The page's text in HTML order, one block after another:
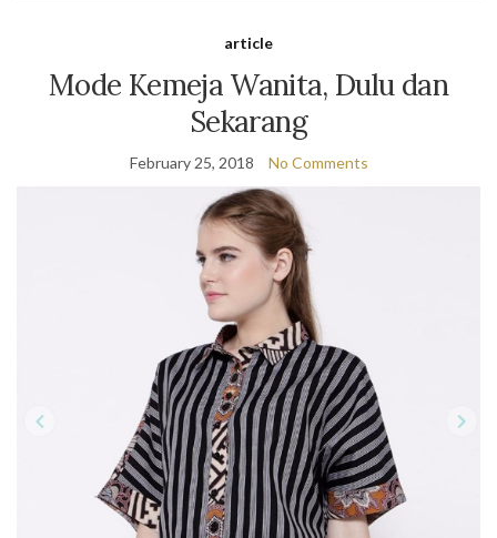
article
Mode Kemeja Wanita, Dulu dan
Sekarang
February 25, 2018 No Comments